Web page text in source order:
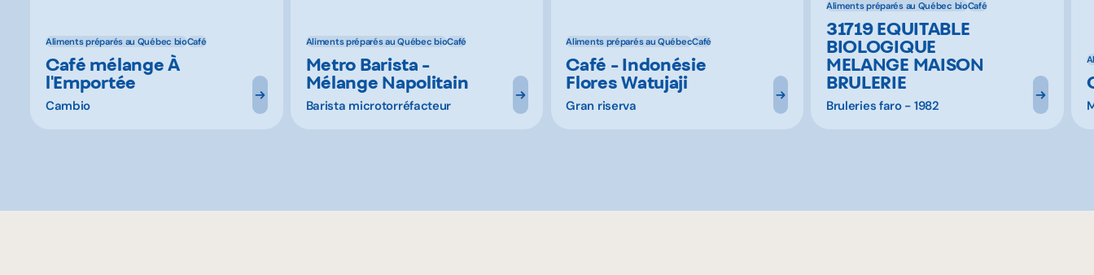
Aliments préparés au Québec bioCafé
Café mélange À
l'Emportée
Cambio
Aliments préparés au Québec bioCafé
Metro Barista -
Mélange Napolitain
Barista microtorréfacteur
Aliments préparés au QuébecCafé
Café - Indonésie
Flores Watujaji
Gran riserva
Aliments préparés au Québec bioCafé
31719 EQUITABLE
BIOLOGIQUE
MELANGE MAISON
BRULERIE
Bruleries faro - 1982